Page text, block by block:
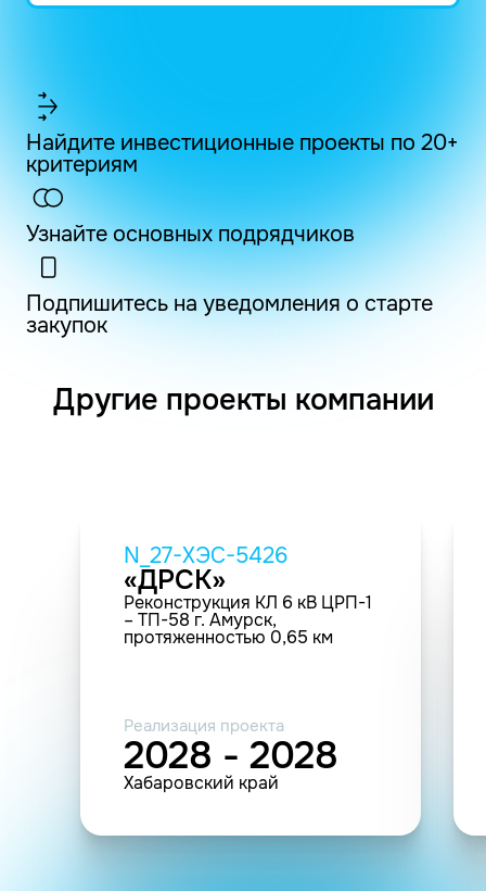
Найдите инвестиционные проекты по 20+
критериям
Узнайте основных подрядчиков
Подпишитесь на уведомления о старте
закупок
Другие проекты компании
N_27-ХЭС-5426
«ДРСК»
Реконструкция КЛ 6 кВ ЦРП-1
– ТП-58 г. Амурск,
протяженностью 0,65 км
Реализация проекта
2028 - 2028
Хабаровский край